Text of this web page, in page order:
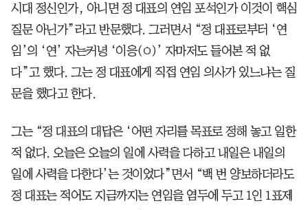
시대 정신인가, 아니면 정 대표의 연임 포석인가 이것이 핵심
질문 아닌가”라고 반문했다. 그러면서 “정 대표로부터 ‘연
임’의 ‘연’ 자는커녕 ‘이응(ㅇ)’ 자마저도 들어본 적 없
다”고 했다. 그는 정 대표에게 직접 연임 의사가 있느냐는 질
문을 했다고 한다.
그는 “정 대표의 대답은 ‘어떤 자리를 목표로 정해 놓고 일한
적 없다. 오늘은 오늘의 일에 사력을 다하고 내일은 내일의
일에 사력을 다한다’는 것이었다”면서 “백 번 양보하더라도
정 대표는 적어도 지금까지는 연임을 염두에 두고 1인 1표제